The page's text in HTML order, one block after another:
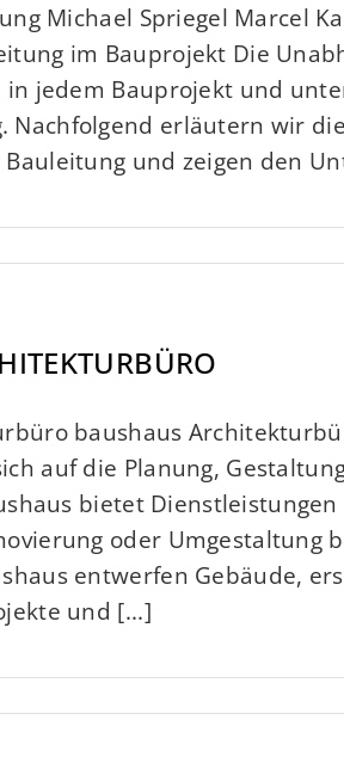
Michael Spriegel Marcel
im Bauprojekt Die
in jedem Bauprojekt und
Nachfolgend erläutern wir
und zeigen den
baushaus
auf die Planung,
bietet
oder
entwerfen Gebäude,
und [...]